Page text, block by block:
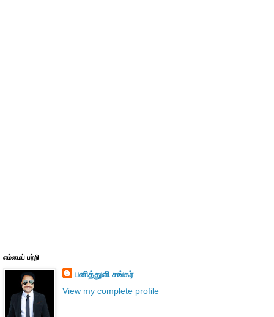
எம்மைப் பற்றி
பனித்துளி சங்கர்
View my complete profile